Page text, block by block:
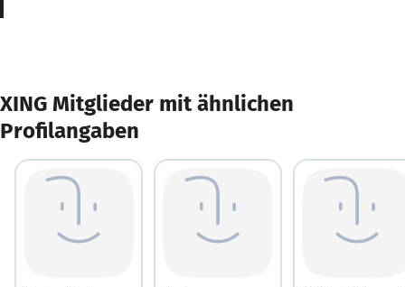
XING Mitglieder mit ähnlichen
Profilangaben